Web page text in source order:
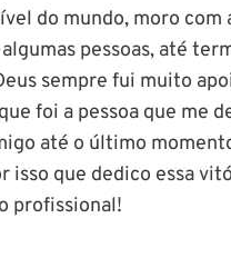
do mundo, moro
pessoas, até
sempre fui muito
foi a pessoa que me
até o último
isso que dedico essa
profissional!